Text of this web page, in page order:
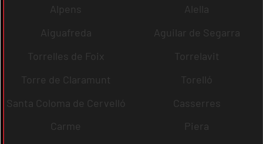
Alpens
Alella
Aiguafreda
Aguilar de Segarra
Torrelles de Foix
Torrelavit
Torre de Claramunt
Torelló
Santa Coloma de Cervelló
Casserres
Carme
Piera